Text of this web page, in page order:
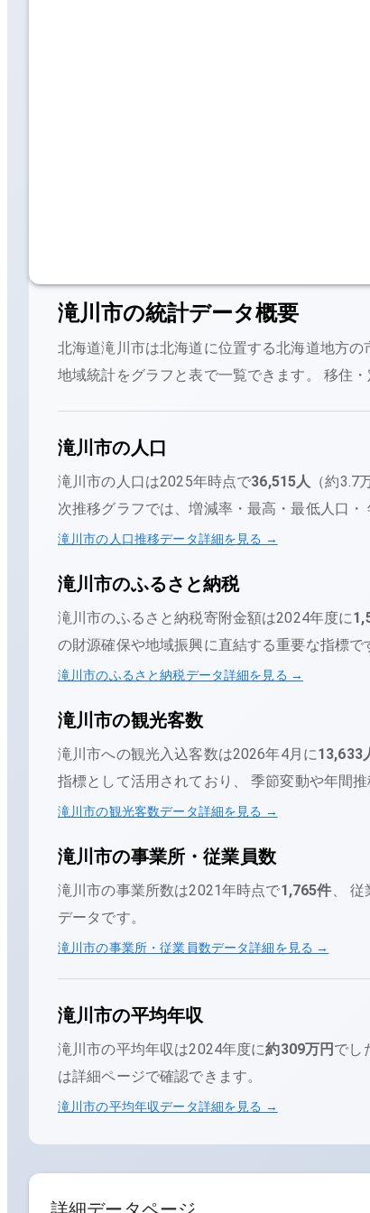
滝川市の統計データ概要
北海道滝川市は北海道に位置する北海道地方の
地域統計をグラフと表で一覧できます。 移住
滝川市の人口
滝川市の人口は2025年時点で36,515人 （約3.7
次推移グラフでは、増減率・最高・最低人口
滝川市の人口推移データ詳細を見る →
滝川市のふるさと納税
滝川市のふるさと納税寄附金額は2024年度に
の財源確保や地域振興に直結する重要な指標
滝川市のふるさと納税データ詳細を見る →
滝川市の観光客数
滝川市への観光入込客数は2026年4月 に13,633
指標として活用されており、 季節変動や年間
滝川市の観光客数データ詳細を見る →
滝川市の事業所・従業員数
滝川市の事業所数は2021年時点で1,765件、 従
データです。
滝川市の事業所・従業員数データ詳細を見る →
滝川市の平均年収
滝川市の平均年収は2024年度に約309万円 でし
は詳細ページで確認できます。
滝川市の平均年収データ詳細を見る →